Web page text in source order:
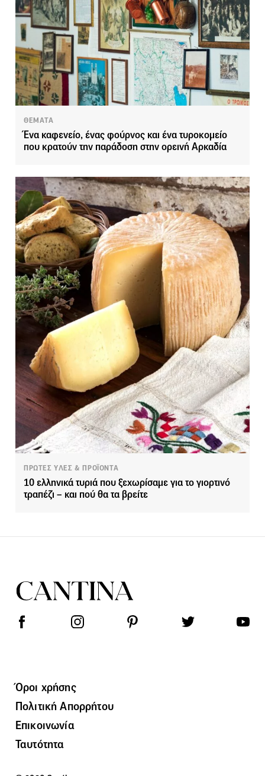
ΘΕΜΑΤΑ
Ένα καφενείο, ένας φούρνος και ένα τυροκομείο
που κρατούν την παράδοση στην ορεινή Αρκαδία
ΠΡΩΤΕΣ ΥΛΕΣ & ΠΡΟΪΟΝΤΑ
10 ελληνικά τυριά που ξεχωρίσαμε για το γιορτινό
τραπέζι – και πού θα τα βρείτε
Όροι χρήσης
Πολιτική Απορρήτου
Επικοινωνία
Ταυτότητα